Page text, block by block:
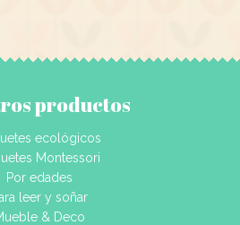
productos
ecológicos
Montessori
Por edades
leer y soñar
& Deco